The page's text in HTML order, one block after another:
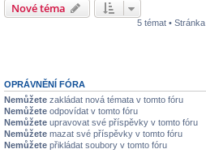
Nové téma
5 témat • Stránka
OPRÁVNĚNÍ FÓRA
Nemůžete zakládat nová témata v tomto fóru
Nemůžete odpovídat v tomto fóru
Nemůžete upravovat své příspěvky v tomto fóru
Nemůžete mazat své příspěvky v tomto fóru
Nemůžete přikládat soubory v tomto fóru